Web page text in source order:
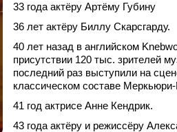
33 года актёру Артёму Губину
36 лет актёру Биллу Скарсгарду.
40 лет назад в английском
присутствии 120 тыс. зрителей
последний раз выступили на
классическом составе
41 год актрисе Анне Кендрик.
43 года актёру и режиссёру